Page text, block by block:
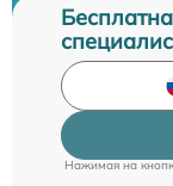
Нажимая на